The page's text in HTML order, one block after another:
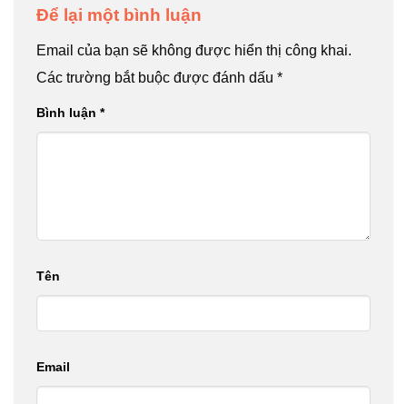
Để lại một bình luận
Email của bạn sẽ không được hiển thị công khai.
Các trường bắt buộc được đánh dấu *
Bình luận *
Tên
Email